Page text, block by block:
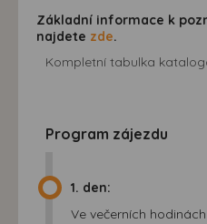
Základní informace k
najdete zde.
Kompletní tabulka
Program zájezdu
1. den:
Ve večerních